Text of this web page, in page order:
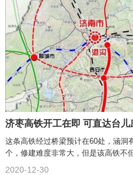
济枣高铁开工在即 可直达台儿
这条高铁经过桥梁预计在60处，涵洞
个，修建难度非常大，但是该高铁不
可以直达台儿庄古城及微山湖。
2020-12-30